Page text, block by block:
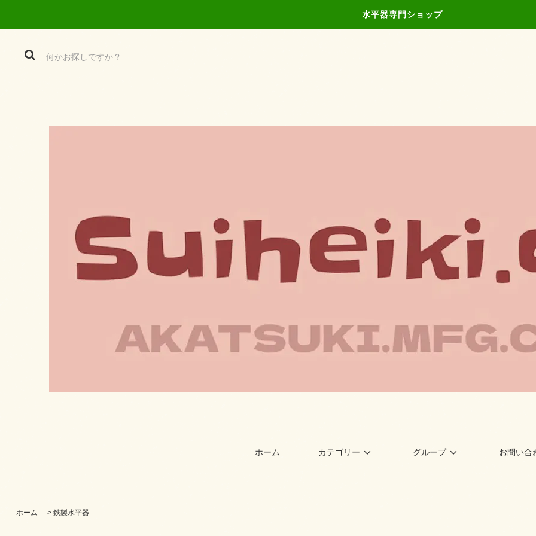
水平器専門ショップ
ホーム カテゴリー グループ お問い合
ホーム > 鉄製水平器